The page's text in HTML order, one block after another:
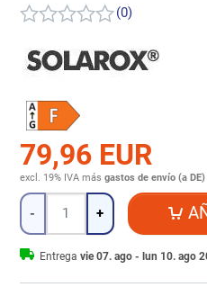
(0)
79,96 EUR
excl. 19% IVA más gastos de envío (a DE)
Cantidad
- +
Entrega vie 07. ago - lun 10. ago